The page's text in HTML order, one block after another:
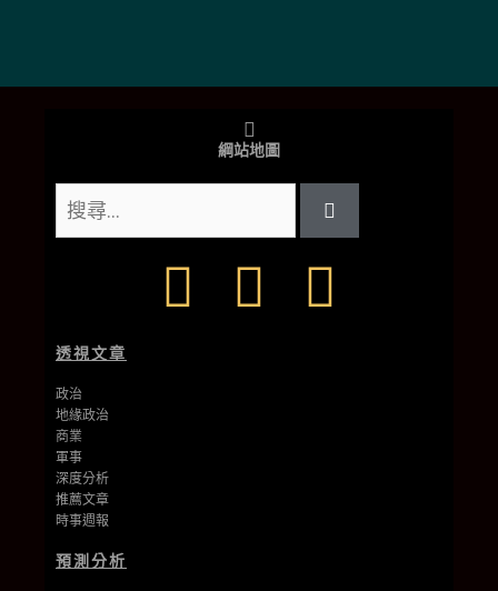
綱站地圖
透視文章
政治
地緣政治
商業
軍事
深度分析
推薦文章
時事週報
預測分析